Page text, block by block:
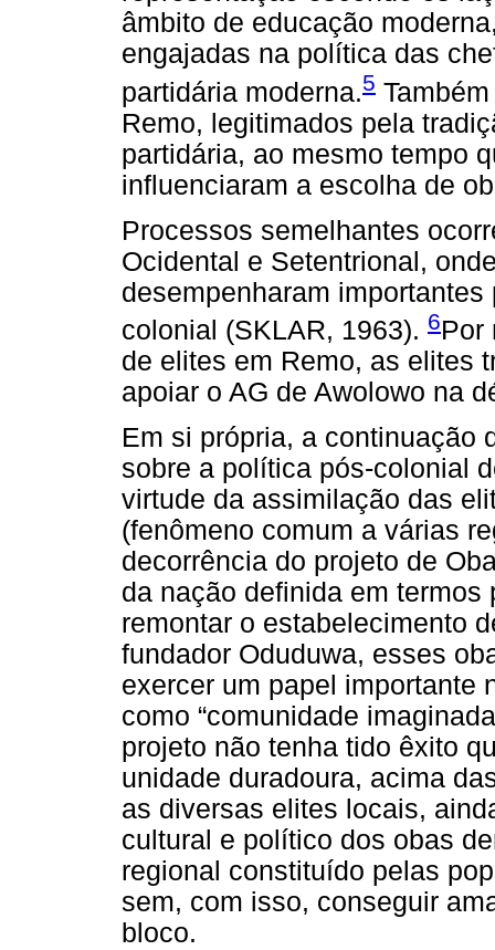
âmbito de educação
engajadas na política das
partidária moderna.5
Remo, legitimados pela
partidária, ao mesmo tempo
influenciaram a escolha de
Processos semelhantes
Ocidental e Setentrional,
desempenharam
colonial (SKLAR, 1963). 6Por
de elites em Remo, as elites
apoiar o AG de Awolowo na
Em si própria, a continuação
sobre a política pós-colonial
virtude da assimilação das
(fenômeno comum a várias
decorrência do projeto de
da nação definida em
remontar o estabelecimento
fundador Oduduwa, esses
exercer um papel importante
como “comunidade
projeto não tenha tido êxito
unidade duradoura, acima
as diversas elites locais,
cultural e político dos obas
regional constituído pelas
sem, com isso, conseguir
bloco.